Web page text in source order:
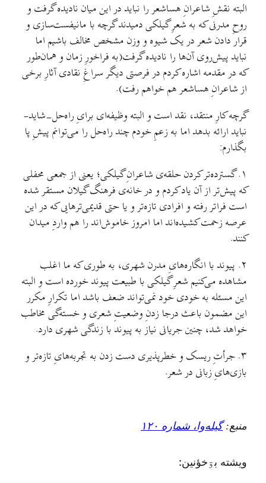
البته نقشِ شاعرانِ هسا‌شعر را نباید در این میان نادیده گرفت و
روحِ مدرنی که به شعرِ گیلکی دمیدند گرچه با مانیفست‌سازی و
قرار دادن شعر در یک شیوه و وزن مشخص مخالف باشیم اما
نباید پیش‌روی آن‌ها را نادیده گرفت(به فراخورِ زمان و همان‌طور
که در مقدمه اشاره کردم در فرصتی دیگر سراغِ نقادی آثارِ برخی
از شاعرانِ هساشعر هم خواهم رفت).
گرچه کارِ منتقد، نقد است و البته وظیفه‌ای برایِ راه‌حل-شاید-
نباید ارائه بدهد اما به زعمِ خودم چند راه‌حل را می‌توانم پیشِ پا
بگذارم:
۱. گسترده‌تر کردن حلقه‌ی شاعرانِ گیلکی؛ یعنی از جمعی محفلی
که پیش‌تر از آن یاد کردم و در خانه‌ی فرهنگ گیلان مستقر شده
است فراتر رفته و افرادی تازه‌تر و یا حتی قدیمی‌ترهایی که در این
عرصه زحمت کشیده‌اند اما امروز خاموش‌اند را هم واردِ میدان
کنند.
۲. پیوند با انگاره‌هایِ مدرن شهری، به طوری که ما اغلب
مشاهده می‌کنیم شعرِ گیلکی با طبیعت پیوند خورده است و البته
این مسئله به خودی خود نمی‌تواند ضعف باشد اما تکرارِ مکرر
این مضمون باعث درجا زدنِ وضعیتِ شعری و خسته‌گی مخاطب
خواهد شد، چنین جریانی نیاز به پیوند با زندگی شهری دارد.
۳. جرأتِ ریسک و خطرپذیری دست زدن به تجربه‌هایِ تازه‌تر و
بازی‌هایِ زبانی در شعر.
منبع:گیله‌وا، شماره ۱۲۰
ويشته بۊخؤنين: